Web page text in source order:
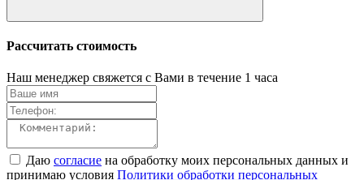
Рассчитать стоимость
Наш менеджер свяжется с Вами в течение 1 часа
Даю согласие на обработку моих персональных данных и
принимаю условия Политики обработки персональных